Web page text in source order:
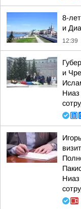
8-
и
12:39
и
Ниаз